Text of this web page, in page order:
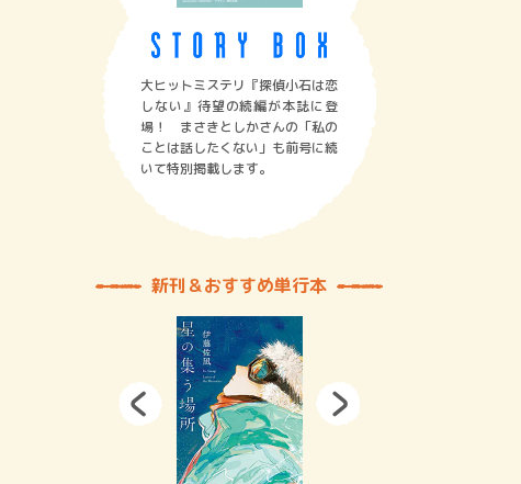
大ヒットミステリ『探偵小石は恋
しない』待望の続編が本誌に登
場！ まさきとしかさんの「私の
ことは話したくない」も前号に続
いて特別掲載します。
新刊＆おすすめ単行本